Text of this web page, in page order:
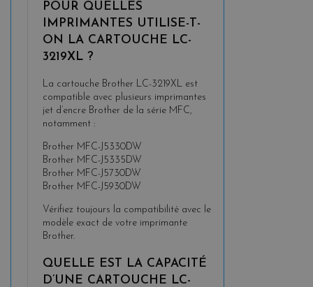
POUR QUELLES
IMPRIMANTES UTILISE-T-
ON LA CARTOUCHE LC-
3219XL ?
La cartouche Brother LC-3219XL est
compatible avec plusieurs imprimantes
jet d’encre Brother de la série MFC,
notamment :
Brother MFC-J5330DW
Brother MFC-J5335DW
Brother MFC-J5730DW
Brother MFC-J5930DW
Vérifiez toujours la compatibilité avec le
modèle exact de votre imprimante
Brother.
QUELLE EST LA CAPACITÉ
D’UNE CARTOUCHE LC-